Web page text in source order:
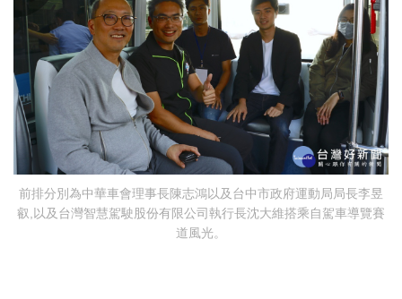
前排分別為中華車會理事長陳志鴻以及台中市政府運動局局長李昱
叡,以及台灣智慧駕駛股份有限公司執行長沈大維搭乘自駕車導覽賽
道風光。